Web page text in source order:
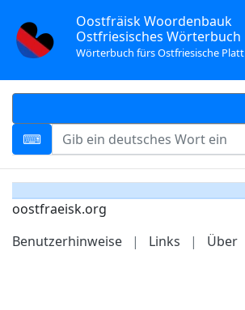
Oostfräisk Woordenbauk
Ostfriesisches Wörterbuch
Wörterbuch fürs Ostfriesische Platt
oostfraeisk.org
Benutzerhinweise
| Links | Über